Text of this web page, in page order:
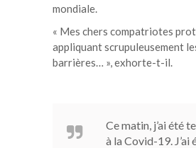
mondiale.
« Mes chers compatriotes
appliquant scrupuleusement
barrières… », exhorte-t-il.
Ce matin, j’ai été
à la Covid-19. J’ai